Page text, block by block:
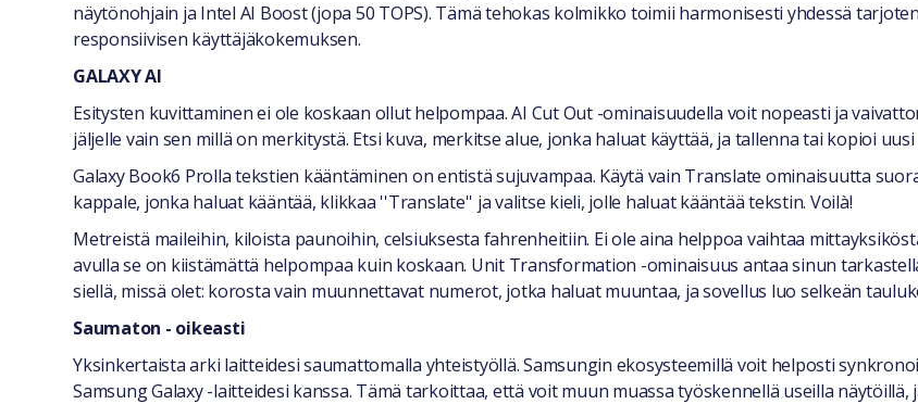
näytönohjain ja Intel AI Boost (jopa 50 TOPS). Tämä tehokas kolmikko toimii harmonisesti yhdessä
responsiivisen käyttäjäkokemuksen.
GALAXY AI
Esitysten kuvittaminen ei ole koskaan ollut helpompaa. AI Cut Out -ominaisuudella voit nopeasti ja
jäljelle vain sen millä on merkitystä. Etsi kuva, merkitse alue, jonka haluat käyttää, ja tallenna tai kopioi
Galaxy Book6 Prolla tekstien kääntäminen on entistä sujuvampaa. Käytä vain Translate ominaisuutta
kappale, jonka haluat kääntää, klikkaa ''Translate'' ja valitse kieli, jolle haluat kääntää tekstin. Voilà!
Metreistä maileihin, kiloista paunoihin, celsiuksesta fahrenheitiin. Ei ole aina helppoa vaihtaa
avulla se on kiistämättä helpompaa kuin koskaan. Unit Transformation -ominaisuus antaa sinun
siellä, missä olet: korosta vain muunnettavat numerot, jotka haluat muuntaa, ja sovellus luo selkeän
Saumaton - oikeasti
Yksinkertaista arki laitteidesi saumattomalla yhteistyöllä. Samsungin ekosysteemillä voit helposti
Samsung Galaxy -laitteidesi kanssa. Tämä tarkoittaa, että voit muun muassa työskennellä useilla